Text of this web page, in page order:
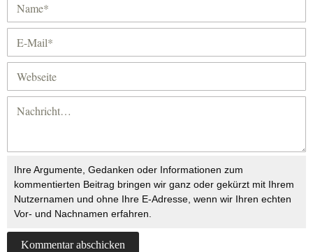
Ihre Argumente, Gedanken oder Informationen zum
kommentierten Beitrag bringen wir ganz oder gekürzt mit Ihrem
Nutzernamen und ohne Ihre E-Adresse, wenn wir Ihren echten
Vor- und Nachnamen erfahren.